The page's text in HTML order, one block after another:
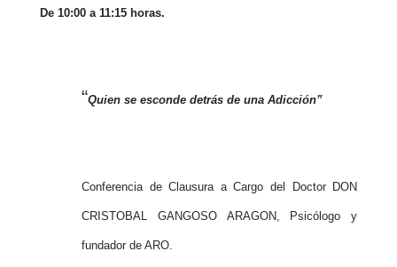
De 10:00 a 11:15 horas.
“Quien se esconde detrás de una Adicción”
Conferencia de Clausura a Cargo del Doctor DON
CRISTOBAL GANGOSO ARAGON, Psicólogo y
fundador de ARO.